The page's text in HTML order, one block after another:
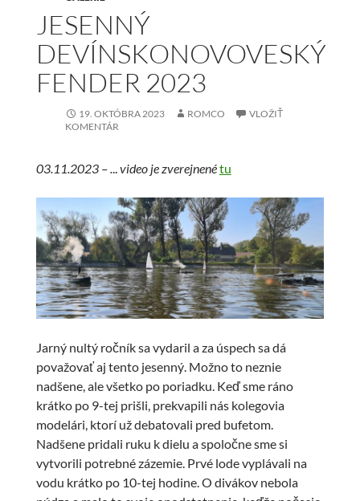
JESENNÝ
DEVÍNSKONOVOVESKÝ
FENDER 2023
19. OKTÓBRA 2023 ROMCO
VLOŽIŤ
KOMENTÁR
03.11.2023 – . video je zverejnenétu
Jarný nultý ročník sa vydaril a za úspech sa dá
považovať aj tento jesenný. Možno to neznie
nadšene, ale všetko po poriadku. Keď sme ráno
krátko po 9-tej prišli, prekvapili nás kolegovia
modelári, ktorí už debatovali pred bufetom.
Nadšene pridali ruku k dielu a spoločne sme si
vytvorili potrebné zázemie. Prvé lode vyplávali na
vodu krátko po 10-tej hodine. O divákov nebola